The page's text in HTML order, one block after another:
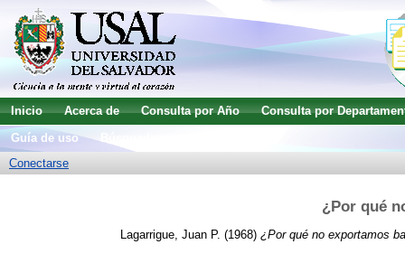
Inicio Acerca de Consulta por Año
Consulta por
Guía de uso
Conectarse
¿Por qué
Lagarrigue, Juan P. (1968) ¿Por qué no exportamos